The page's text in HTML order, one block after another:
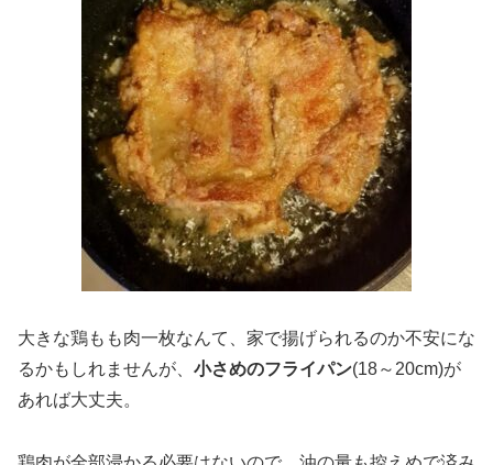
大きな鶏もも肉一枚なんて、家で揚げられるのか不安にな
るかもしれませんが、 小さめのフライパン(18～20cm)が
あれば大丈夫。